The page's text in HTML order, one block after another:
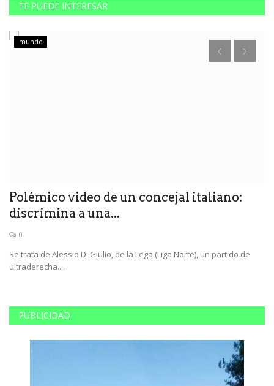
TE PUEDE INTERESAR
mundo
Polémico video de un concejal italiano:
discrimina a una...
0
Se trata de Alessio Di Giulio, de la Lega (Liga Norte), un partido de
ultraderecha....
PUBLICIDAD